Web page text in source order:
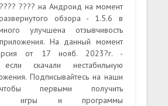
???? на Андроид на момент
обзора - 1.5.6 в
улучшена отзывчивость
На данный момент
от 17 нояб. 2023?г. -
если скачали нестабильную
Подписывайтесь на наши
первыми получить
игры и программы